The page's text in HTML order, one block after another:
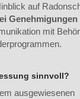
auf
mit
sinnvoll?
ausgewiesenen